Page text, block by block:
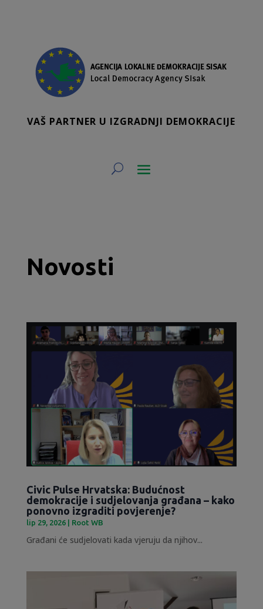
VAŠ PARTNER U IZGRADNJI DEMOKRACIJE
Novosti
Civic Pulse Hrvatska: Budućnost
demokracije i sudjelovanja građana – kako
ponovno izgraditi povjerenje?
lip 29, 2026| Root WB
Građani će sudjelovati kada vjeruju da njihov...